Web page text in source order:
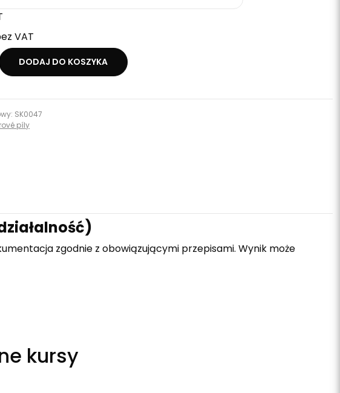
VAT
DODAJ DO KOSZYKA
SK0047
píly
zgodnie z obowiązującymi przepisami. Wynik może
kursy